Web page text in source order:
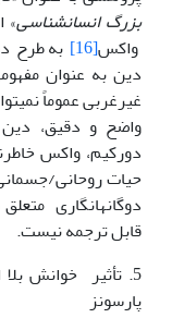
بزرگ انسانشناسی»
واکس[16]
به طرح
دین به عنوان
غیر­غربی عموماً
واضح و دقیق، دین
دورکیم، واکس
حیات روحانی/
دوگانه­انگاری
قابل ترجمه نیست.
5. تأثیر خوانش بلا از دورکیم بر کتاب
پارسونز